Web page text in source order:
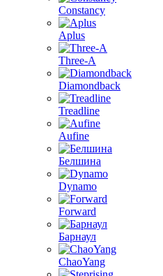
Constancy
Aplus
Three-A
Diamondback
Treadline
Aufine
Белшина
Dynamo
Forward
Барнаул
ChaoYang